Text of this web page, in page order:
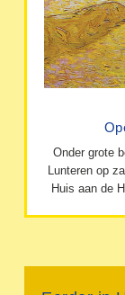
Onder grote
Lunteren op
Huis aan de